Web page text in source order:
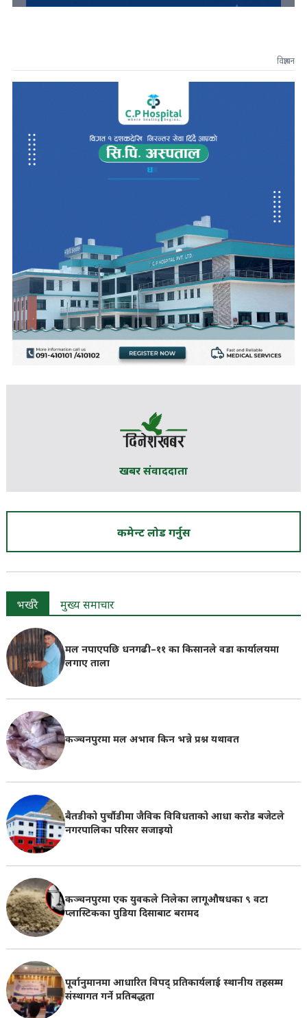
विज्ञापन
खबर संवाददाता
कमेन्ट लोड गर्नुस
भर्खरै मुख्य समाचार
मल नपाएपछि धनगढी–११ का किसानले वडा कार्यालयमा
लगाए ताला
कञ्चनपुरमा मल अभाव किन भन्ने प्रश्न यथावत
बैतडीको पुर्चौडीमा जैविक विविधताको आधा करोड बजेटले
नगरपालिका परिसर सजाइयो
कञ्चनपुरमा एक युवकले निलेका लागूऔषधका ९ वटा
प्लास्टिकका पुडिया दिसाबाट बरामद
पूर्वानुमानमा आधारित विपद् प्रतिकार्यलाई स्थानीय तहसम्म
संस्थागत गर्ने प्रतिबद्धता